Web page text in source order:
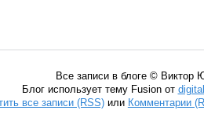
Все записи в блоге © Виктор
Блог использует тему Fusion от
все записи (RSS)или Комментарии